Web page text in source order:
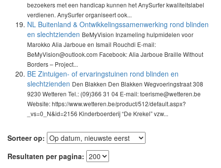
bezoekers met een handicap kunnen het AnySurfer kwaliteitslabel
verdienen. AnySurfer organiseert ook...
NL Buitenland & Ontwikkelingssamenwerking rond blinden
en slechtzienden BeMyVision Inzameling hulpmidelen voor
Marokko Alia Jarboue en Ismail Rouchdi E-mail:
BeMyVision@outlook.com Facebook: Alia Jarboue Braille Without
Borders – Project...
BE Zintuigen- of ervaringstuinen rond blinden en
slechtzienden Den Blakken Den Blakken Wegvoeringstraat 308
9230 Wetteren Tel.: (09)366 31 04 E-mail: toerisme@wetteren.be
Website: https://www.wetteren.be/product/512/default.aspx?
_vs=0_N&id=2156 Kinderboerderij “De Krekel” vzw...
Sorteer op:
Resultaten per pagina: